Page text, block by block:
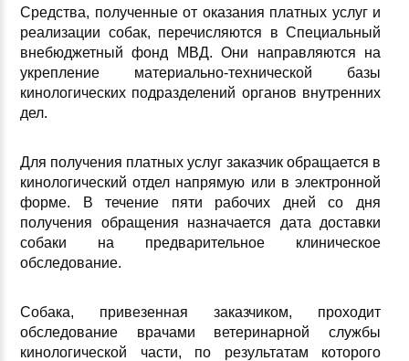
Средства, полученные от оказания платных услуг и
реализации собак, перечисляются в Специальный
внебюджетный фонд МВД. Они направляются на
укрепление материально-технической базы
кинологических подразделений органов внутренних
дел.
Для получения платных услуг заказчик обращается в
кинологический отдел напрямую или в электронной
форме. В течение пяти рабочих дней со дня
получения обращения назначается дата доставки
собаки на предварительное клиническое
обследование.
Собака, привезенная заказчиком, проходит
обследование врачами ветеринарной службы
кинологической части, по результатам которого